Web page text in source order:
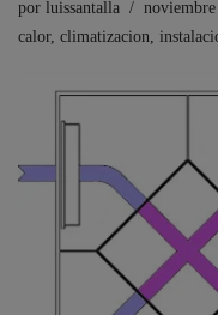
por luissantalla
calor, climatizacion,